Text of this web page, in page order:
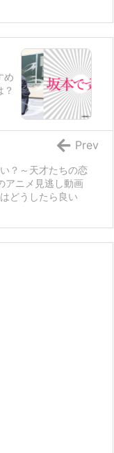
め
？～天才たちの恋
アニメ見逃し動画
どうしたら良い
Prev